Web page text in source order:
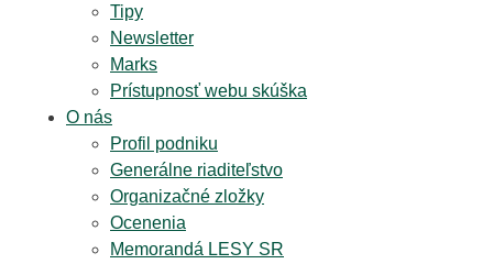
Tipy
Newsletter
Marks
Prístupnosť webu skúška
O nás
Profil podniku
Generálne riaditeľstvo
Organizačné zložky
Ocenenia
Memorandá LESY SR